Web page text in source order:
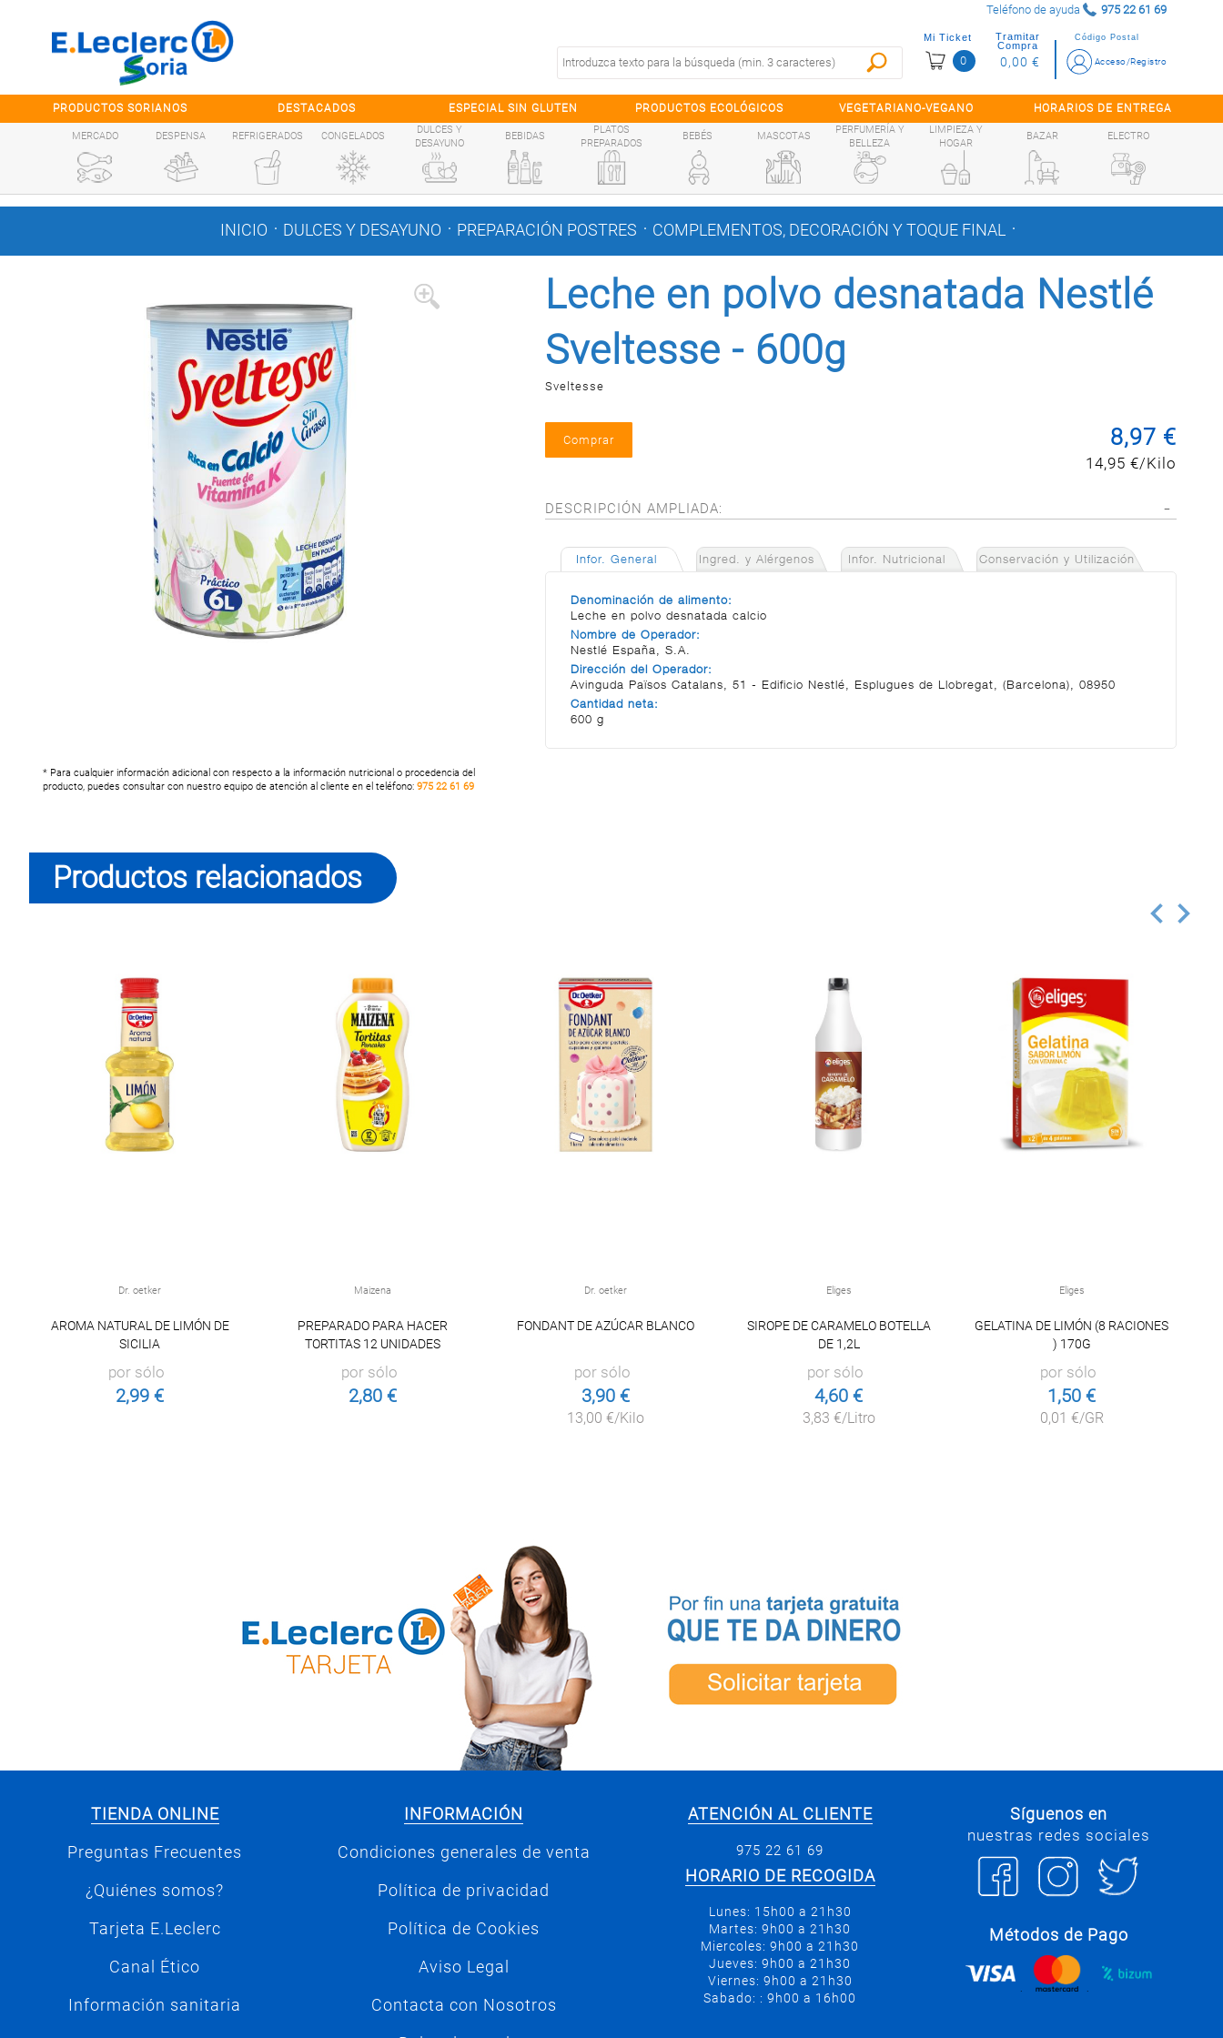
Teléfono de ayuda 975 22 61 69
Código Postal
Acceso/Registro
Mi Ticket
0
Tramitar
Compra
0,00 €
PRODUCTOS SORIANOS DESTACADOS ESPECIAL SIN GLUTEN PRODUCTOS ECOLÓGICOS VEGETARIANO-VEGANO HORARIOS DE ENTREGA
MERCADO DESPENSA REFRIGERADOS CONGELADOS
DULCES Y
DESAYUNO
BEBIDAS
PLATOS
PREPARADOS
BEBÉS MASCOTAS
PERFUMERÍA Y
BELLEZA
LIMPIEZA Y
HOGAR
BAZAR ELECTRO
INICIO . DULCES Y DESAYUNO . PREPARACIÓN POSTRES . COMPLEMENTOS, DECORACIÓN Y TOQUE FINAL .
Leche en polvo desnatada Nestlé
Sveltesse - 600g
Sveltesse
8,97 €
14,95 €/Kilo
DESCRIPCIÓN AMPLIADA:
Infor. General Ingred. y Alérgenos Infor. Nutricional Conservación y Utilización
Denominación de alimento:
Leche en polvo desnatada calcio
Nombre de Operador:
Nestlé España, S.A.
Dirección del Operador:
Avinguda Països Catalans, 51 - Edificio Nestlé, Esplugues de Llobregat, (Barcelona), 08950
Cantidad neta:
600 g
* Para cualquier información adicional con respecto a la información nutricional o procedencia del
producto, puedes consultar con nuestro equipo de atención al cliente en el teléfono: 975 22 61 69
Productos relacionados
Dr. oetker
AROMA NATURAL DE LIMÓN DE
SICILIA
por sólo
2,99 €
Maizena
PREPARADO PARA HACER
TORTITAS 12 UNIDADES
por sólo
2,80 €
Dr. oetker
FONDANT DE AZÚCAR BLANCO
por sólo
3,90 €
13,00 €/Kilo
Eliges
SIROPE DE CARAMELO BOTELLA
DE 1,2L
por sólo
4,60 €
3,83 €/Litro
Eliges
GELATINA DE LIMÓN (8 RACIONES
) 170G
por sólo
1,50 €
0,01 €/GR
TIENDA ONLINE
Preguntas Frecuentes
¿Quiénes somos?
Tarjeta E.Leclerc
Canal Ético
Información sanitaria
INFORMACIÓN
Condiciones generales de venta
Política de privacidad
Política de Cookies
Aviso Legal
Contacta con Nosotros
ATENCIÓN AL CLIENTE
975 22 61 69
HORARIO DE RECOGIDA
Lunes: 15h00 a 21h30
Martes: 9h00 a 21h30
Miercoles: 9h00 a 21h30
Jueves: 9h00 a 21h30
Viernes: 9h00 a 21h30
Sabado: : 9h00 a 16h00
Síguenos en
nuestras redes sociales
Métodos de Pago
. .